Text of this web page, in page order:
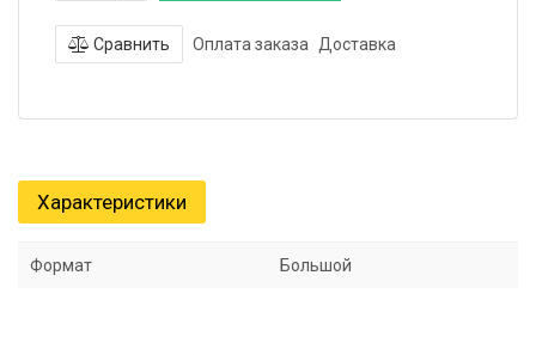
Сравнить Оплата заказа Доставка
Характеристики
Формат Большой